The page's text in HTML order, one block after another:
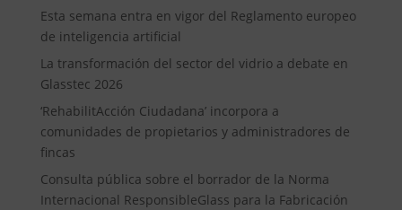
Esta semana entra en vigor del Reglamento europeo
de inteligencia artificial
La transformación del sector del vidrio a debate en
Glasstec 2026
‘RehabilitAcción Ciudadana’ incorpora a
comunidades de propietarios y administradores de
fincas
Consulta pública sobre el borrador de la Norma
Internacional ResponsibleGlass para la Fabricación